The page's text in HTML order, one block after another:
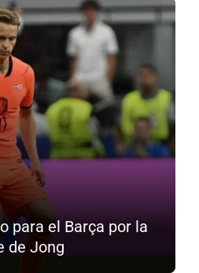
para el Barça por la
de Jong